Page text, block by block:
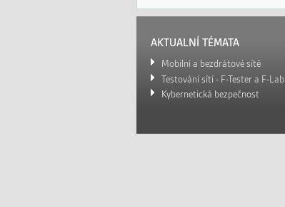
AKTUALNÍ TÉMATA
Mobilní a bezdrátové sítě
Testování sítí - F-Tester a F-Lab
Kybernetická bezpečnost